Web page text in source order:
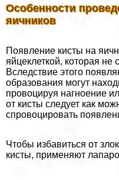
Особенности
яичников
Появление кисты на
яйцеклеткой, которая
Вследствие этого
образования могут
провоцируя нагноение
от кисты следует как
спровоцировать
Чтобы избавиться от
кисты, применяют